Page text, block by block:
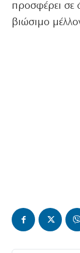
προσφέρει σε
βιώσιμο